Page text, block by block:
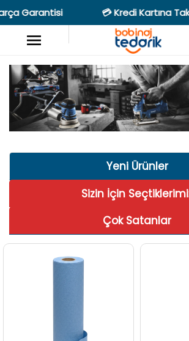
💳 Kredi Kartına Taksit ve
Yeni Ürünler
Sizin İçin
Çok Satanlar